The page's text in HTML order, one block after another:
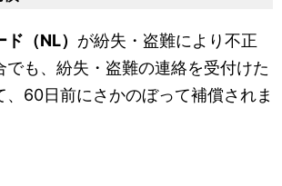
（NL） が紛失・盗難により不正
でも、紛失・盗難の連絡を受付けた
、60日前にさかのぼって補償されま